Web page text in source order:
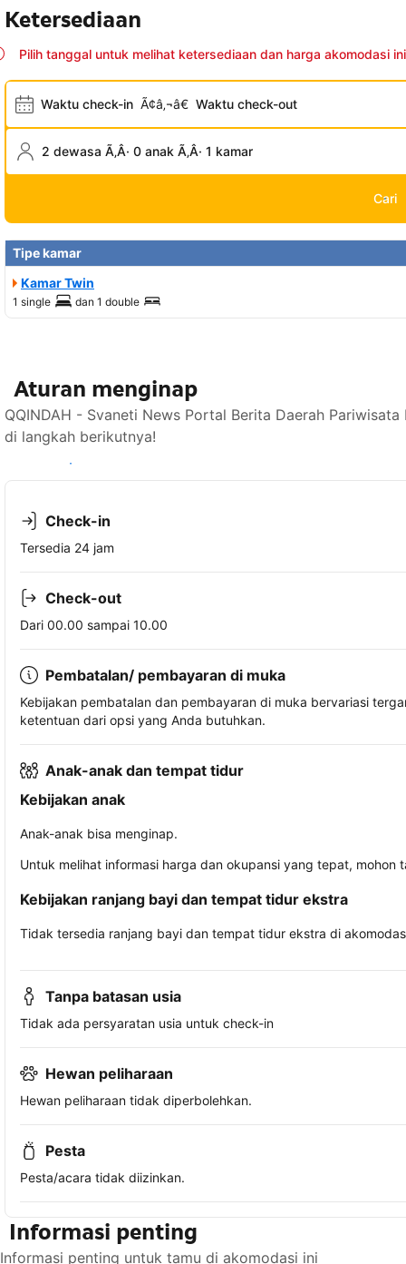
Ketersediaan
Pilih tanggal untuk melihat ketersediaan dan harga akomodasi ini
Waktu check-in Ã¢â‚¬â€ Waktu check-out
2 dewasa Ã‚Â· 0 anak Ã‚Â· 1 kamar
Cari
Tipe kamar
Kamar Twin
1 single dan 1 double
Aturan menginap
QQINDAH - Svaneti News Portal Berita Daerah
di langkah berikutnya!
Lihat ketersediaan
Check-in
Tersedia 24 jam
Check-out
Dari 00.00 sampai 10.00
Pembatalan/ pembayaran di muka
Kebijakan pembatalan dan pembayaran di muka bervariasi
ketentuan dari opsi yang Anda butuhkan.
Anak-anak dan tempat tidur
Kebijakan anak
Anak-anak bisa menginap.
Untuk melihat informasi harga dan okupansi yang tepat,
Kebijakan ranjang bayi dan tempat tidur ekstra
Tidak tersedia ranjang bayi dan tempat tidur ekstra di
Tanpa batasan usia
Tidak ada persyaratan usia untuk check-in
Hewan peliharaan
Hewan peliharaan tidak diperbolehkan.
Pesta
Pesta/acara tidak diizinkan.
Informasi penting
Informasi penting untuk tamu di akomodasi ini